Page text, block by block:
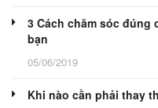
3 Cách chăm sóc đúng
bạn
05/06/2019
Khi nào cần phải thay